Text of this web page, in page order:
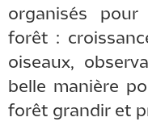
organisés
forêt :
oiseaux,
belle manière
forêt grandir et